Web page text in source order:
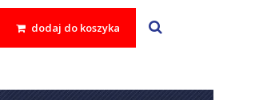
dodaj do koszyka